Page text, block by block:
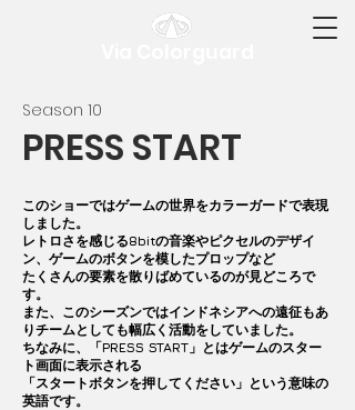
​Season 10
PRESS START
このショーではゲームの世界をカラーガードで表現
しました。
レトロさを感じる8bitの音楽やピクセルのデザイ
ン、ゲームのボタンを模したプロップなど
たくさんの要素を散りばめているのが見どころで
す。
また、このシーズンではインドネシアへの遠征もあ
りチームとしても幅広く活動をしていました。
ちなみに、「PRESS START」とはゲームのスター
ト画面に表示される
「スタートボタンを押してください」という意味の
英語です。